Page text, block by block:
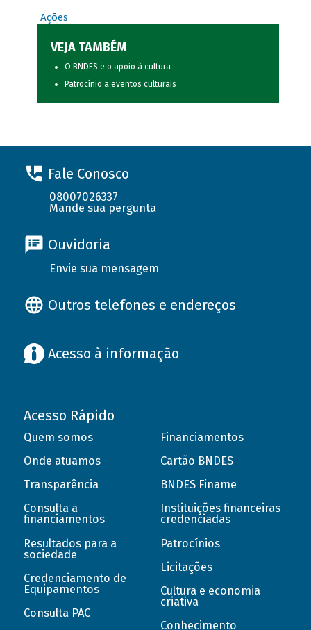
Ações
VEJA TAMBÉM
O BNDES e o apoio à cultura
Patrocínio a eventos culturais
Fale Conosco
08007026337
Mande sua pergunta
Ouvidoria
Envie sua mensagem
Outros telefones e endereços
Acesso à informação
Acesso Rápido
Quem somos
Onde atuamos
Transparência
Consulta a
financiamentos
Resultados para a
sociedade
Credenciamento de
Equipamentos
Consulta PAC
Financiamentos
Cartão BNDES
BNDES Finame
Instituições financeiras
credenciadas
Patrocínios
Licitações
Cultura e economia
criativa
Conhecimento